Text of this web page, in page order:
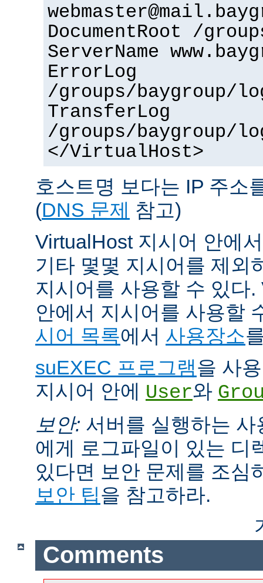
DocumentRoot /
ServerName
ErrorLog
/groups/baygroup/
TransferLog
/groups/baygroup/
</VirtualHost>
호스트명 보다는 IP 주소
(DNS 문제 참고)
VirtualHost 지시어 안에
기타 몇몇 지시어를 제외
지시어를 사용할 수 있다
안에서 지시어를 사용할
시어 목록에서 사용장소
suEXEC 프로그램을 사
지시어 안에 User와
보안: 서버를 실행하는
에게 로그파일이 있는 디
있다면 보안 문제를 조심
보안 팁을 참고하라.
Comments